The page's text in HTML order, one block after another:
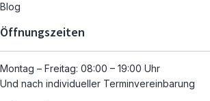
Blog
Öffnungszeiten
Montag – Freitag: 08:00 – 19:00 Uhr
Und nach individueller Terminvereinbarung